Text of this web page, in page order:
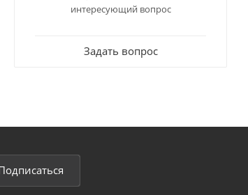
интересующий вопрос
Задать вопрос